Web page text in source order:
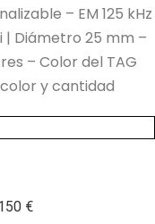
– EM 125 kHz
| Diámetro 25 mm –
– Color del TAG
y cantidad
€